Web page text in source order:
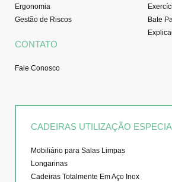
Ergonomia
Gestão de Riscos
CONTATO
Fale Conosco
Bate
CADEIRAS UTILIZAÇÃO
Mobiliário para Salas Limpas
Longarinas
Cadeiras Totalmente Em Aço Inox